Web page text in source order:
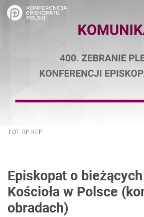
FOT. BP KEP
Episkopat o
Kościoła w Polsce
obradach)